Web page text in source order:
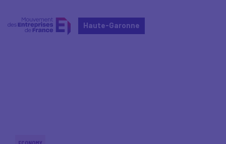
Haute-Garonne